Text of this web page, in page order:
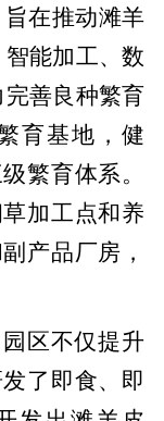
在推动滩羊
能加工、数
善良种繁育
育基地，健
繁育体系。
加工点和养
产品厂房，
区不仅提升
了即食、即